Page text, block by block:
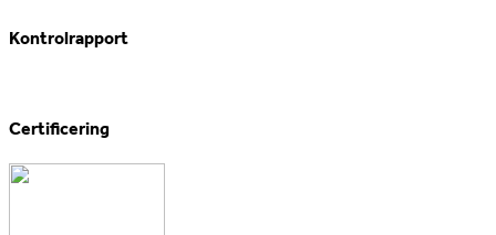
Kontrolrapport
Certificering